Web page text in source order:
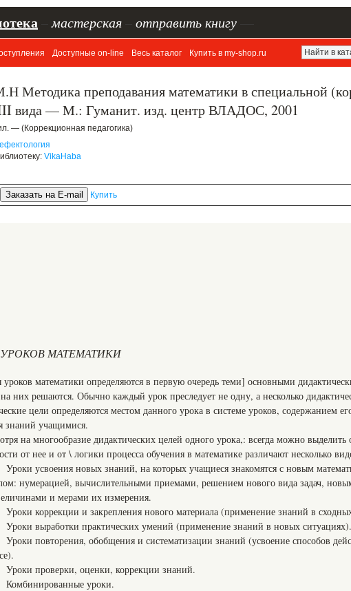
мастерская отправить книгу
Доступные on-line Весь каталог Купить в my-shop.ru
Методика преподавания математики в специальной
вида — М.: Гуманит. изд. центр ВЛАДОС, 2001
— (Коррекционная педагогика)
VikaHaba
Купить
МАТЕМАТИКИ
математики определяются в первую очередь теми] основными
них решаются. Обычно каждый урок преследует не одну, а несколько
цели определяются местом данного урока в системе уроков, содержанием
знаний учащимися.
на многообразие дидактических целей одного урока,: всегда можно
от нее и от \ логики процесса обучения в математике различают несколько
усвоения новых знаний, на которых учащиеся знакомятся с новым
нумерацией, вычислительными приемами, решением нового вида задач,
и мерами их измерения.
коррекции и закрепления нового материала (применение знаний в
выработки практических умений (применение знаний в новых ситуациях).
повторения, обобщения и систематизации знаний (усвоение способов
проверки, оценки, коррекции знаний.
уроки.